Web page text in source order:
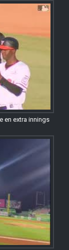
en extra innings